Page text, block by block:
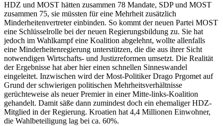
HDZ und MOST hätten zusammen 78 Mandate, SDP und MOST
zusammen 75, sie müssten für eine Mehrheit zusätzlich
Minderheitenvertreter einbinden. So kommt der neuen Partei MOST
eine Schlüsselrolle bei der neuen Regierungsbildung zu. Sie hat
jedoch im Wahlkampf eine Koalition abgelehnt, wollte allenfalls
eine Minderheitenregierung unterstützen, die die aus ihrer Sicht
notwendigen Wirtschafts- und Justizreformen umsetzt. Die Realität
der Ergebnisse hat aber hier einen schnellen Sinneswandel
eingeleitet. Inzwischen wird der Most-Politiker Drago Prgomet auf
Grund der schwierigen politischen Mehrheitsverhältnisse
gerüchteweise als neuer Premier in einer Mitte-links-Koalition
gehandelt. Damit säße dann zumindest doch ein ehemaliger HDZ-
Mitglied in der Regierung. Kroatien hat 4,4 Millionen Einwohner,
die Wahlbeteiligung lag bei ca. 60%.